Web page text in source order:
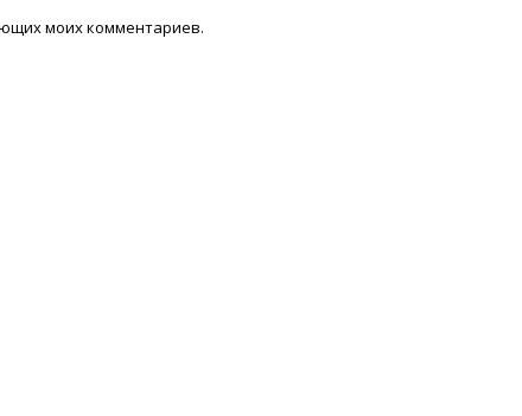
моих комментариев.